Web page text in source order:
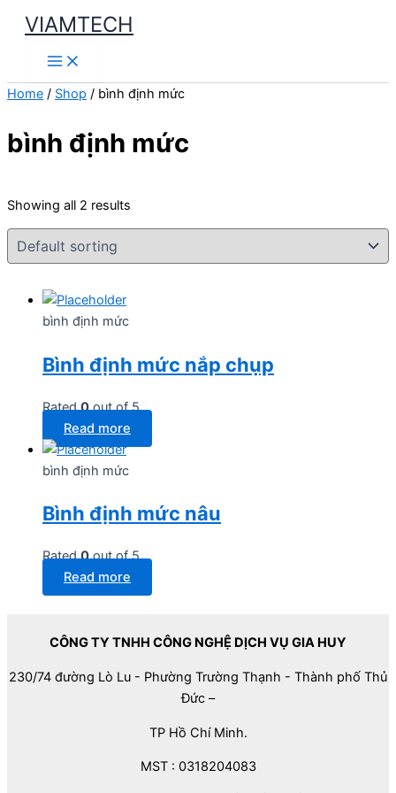
Skip
content
VIAMTECH
Main
Menu
Home / Shop / bình định mức
bình định mức
Showing all 2 results
bình định mức
Bình định mức nắp chụp
Rated0out of 5
Read more
bình định mức
Bình định mức nâu
Rated0out of 5
Read more
CÔNG TY TNHH CÔNG NGHỆ DỊCH VỤ GIA HUY
230/74 đường Lò Lu - Phường Trường Thạnh - Thành phố Thủ
Đức –
TP Hồ Chí Minh.
MST : 0318204083